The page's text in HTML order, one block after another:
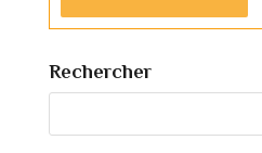
Rechercher